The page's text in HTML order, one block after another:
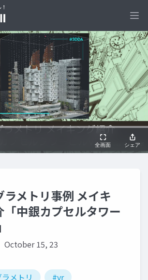
ラメトリ事例 メイキ
「中銀カプセルタワー
October 15, 23
メトリ
#vr